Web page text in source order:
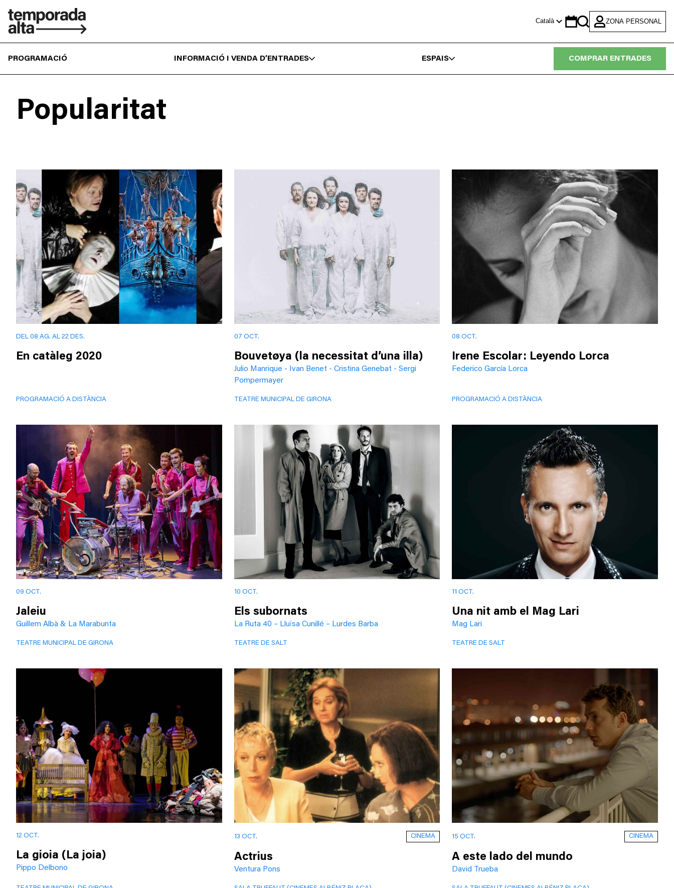
Temporada
Català
Calendar
Search
ZONA PERSONAL
PROGRAMACIÓ INFORMACIÓ I VENDA D’ENTRADES ESPAIS COMPRAR ENTRADES
Popularitat
DEL 08 AG. AL 22 DES.
En catàleg 2020
PROGRAMACIÓ A DISTÀNCIA
07 OCT.
Bouvetøya (la necessitat d’una illa)
Julio Manrique - Ivan Benet - Cristina Genebat - Sergi
Pompermayer
TEATRE MUNICIPAL DE GIRONA
08 OCT.
Irene Escolar: Leyendo Lorca
Federico García Lorca
PROGRAMACIÓ A DISTÀNCIA
09 OCT.
Jaleiu
Guillem Albà & La Marabunta
TEATRE MUNICIPAL DE GIRONA
10 OCT.
Els subornats
La Ruta 40 – Lluïsa Cunillé – Lurdes Barba
TEATRE DE SALT
11 OCT.
Una nit amb el Mag Lari
Mag Lari
TEATRE DE SALT
12 OCT.
La gioia (La joia)
Pippo Delbono
13 OCT. CINEMA
Actrius
Ventura Pons
15 OCT. CINEMA
A este lado del mundo
David Trueba